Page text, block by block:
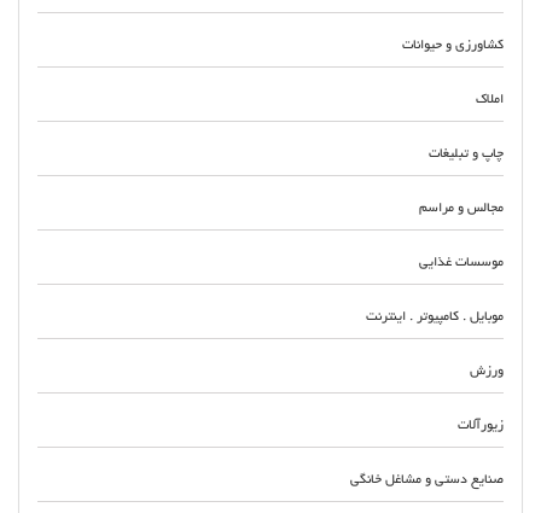
کشاورزی و حیوانات
املاک
چاپ و تبلیغات
مجالس و مراسم
موسسات غذایی
موبایل . کامپیوتر . اینترنت
ورزش
زیورآلات
صنایع دستی و مشاغل خانگی